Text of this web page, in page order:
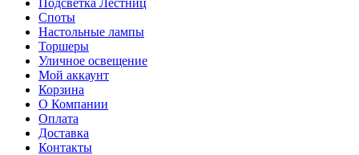
Подсветка Лестниц
Споты
Настольные лампы
Торшеры
Уличное освещение
Мой аккаунт
Корзина
О Компании
Оплата
Доставка
Контакты